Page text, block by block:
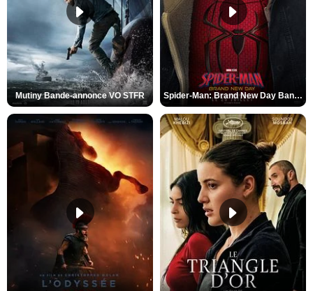
Mutiny Bande-annonce VO STFR Spider-Man: Brand New Day Bande-annonce VO STFR